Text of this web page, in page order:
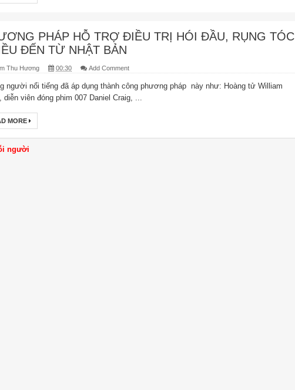
PHÁP HỖ TRỢ ĐIỀU TRỊ HÓI ĐẦU, RỤNG TÓC
ĐẾN TỪ NHẬT BẢN
Thu Hương 00:30 Add Comment
người nổi tiếng đã áp dụng thành công phương pháp này như: Hoàng tử William
diễn viên đóng phim 007 Daniel Craig, ...
MORE
người